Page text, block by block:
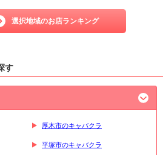
選択地域のお店ランキング
す
厚木市のキャバクラ
平塚市のキャバクラ